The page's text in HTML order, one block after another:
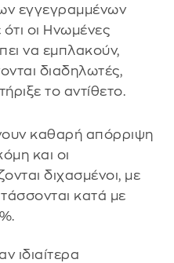
εγγεγραμμένων
οι Ηνωμένες
να εμπλακούν,
διαδηλωτές,
το αντίθετο.
καθαρή απόρριψη
και οι
διχασμένοι, με
κατά με
ιδιαίτερα